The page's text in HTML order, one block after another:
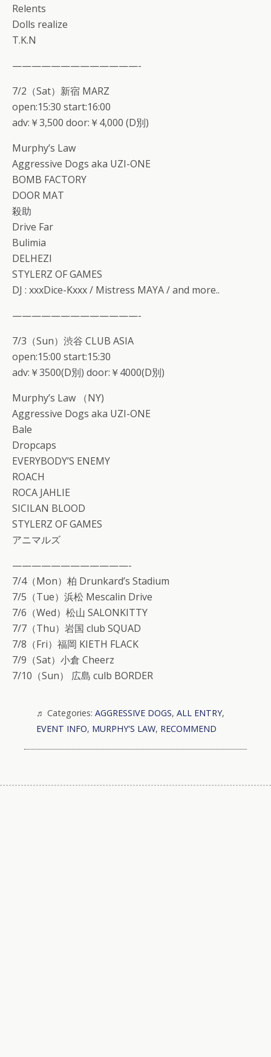
Relents
Dolls realize
T.K.N
—————————————-
7/2（Sat）新宿 MARZ
open:15:30 start:16:00
adv:￥3,500 door:￥4,000 (D別)
Murphy’s Law
Aggressive Dogs aka UZI-ONE
BOMB FACTORY
DOOR MAT
殺助
Drive Far
Bulimia
DELHEZI
STYLERZ OF GAMES
DJ : xxxDice-Kxxx / Mistress MAYA / and more..
—————————————-
7/3（Sun）渋谷 CLUB ASIA
open:15:00 start:15:30
adv:￥3500(D別) door:￥4000(D別)
Murphy’s Law （NY)
Aggressive Dogs aka UZI-ONE
Bale
Dropcaps
EVERYBODY’S ENEMY
ROACH
ROCA JAHLIE
SICILAN BLOOD
STYLERZ OF GAMES
アニマルズ
————————————-
7/4（Mon）柏 Drunkard’s Stadium
7/5（Tue）浜松 Mescalin Drive
7/6（Wed）松山 SALONKITTY
7/7（Thu）岩国 club SQUAD
7/8（Fri）福岡 KIETH FLACK
7/9（Sat）小倉 Cheerz
7/10（Sun） 広島 culb BORDER
Categories: AGGRESSIVE DOGS, ALL ENTRY,
EVENT INFO, MURPHY'S LAW, RECOMMEND